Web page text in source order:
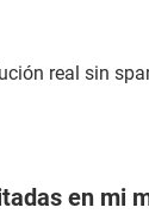
real sin
en mi